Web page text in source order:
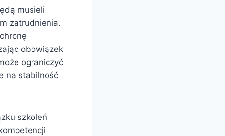
musieli
zatrudnienia.
obowiązek
ograniczyć
na stabilność
szkoleń